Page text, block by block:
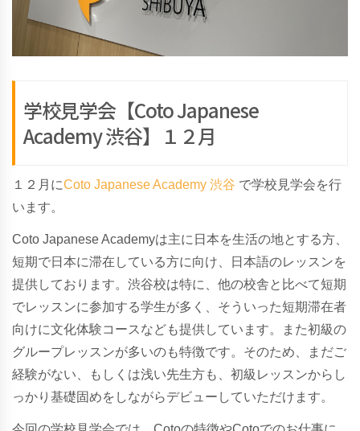
学校見学会【Coto Japanese
Academy 渋谷】１２月
１２月にCoto Japanese Academy 渋谷 で学校見学会を行
います。
Coto Japanese Academyは主に日本を生活の地とする方、
短期で日本に滞在している方に向け、日本語のレッスンを
提供しております。渋谷校は特に、他の校舎と比べて短期
でレッスンに参加する学生が多く、そういった短期滞在者
向けに文化体験コースなども提供しています。また初級の
グループレッスンが多いのも特徴です。そのため、まだご
経験がない、もしくは浅い先生方も、初級レッスンからし
っかり基礎固めをしながらデビューしていただけます。